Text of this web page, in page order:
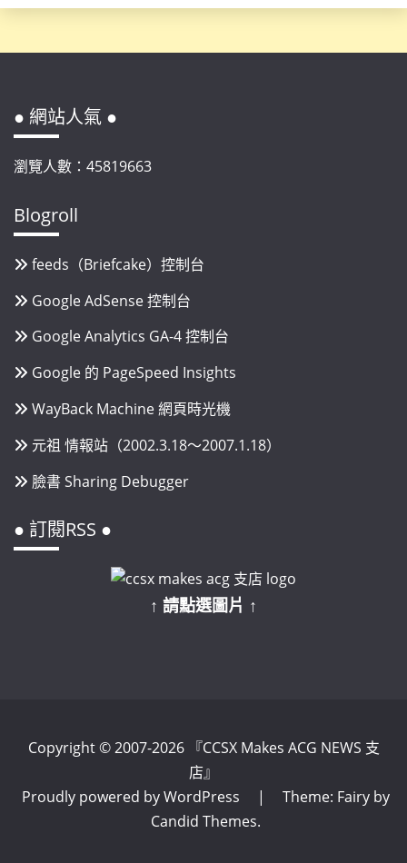
● 網站人氣 ●
瀏覽人數：45819663
Blogroll
feeds（Briefcake）控制台
Google AdSense 控制台
Google Analytics GA-4 控制台
Google 的 PageSpeed Insights
WayBack Machine 網頁時光機
元祖 情報站（2002.3.18～2007.1.18）
臉書 Sharing Debugger
● 訂閱RSS ●
↑ 請點選圖片 ↑
Copyright © 2007-2026 『CCSX Makes ACG NEWS 支
店』
Proudly powered by WordPress
|
Theme: Fairy by
Candid Themes.